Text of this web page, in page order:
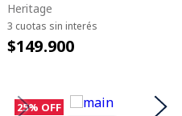
Heritage
3 cuotas sin interés
$149.900
25% OFF